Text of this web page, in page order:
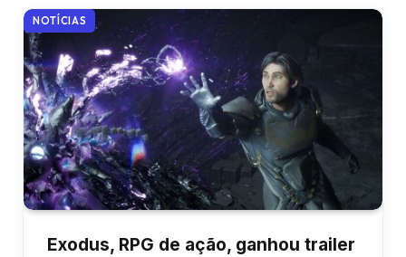
NOTÍCIAS
Exodus, RPG de ação, ganhou trailer